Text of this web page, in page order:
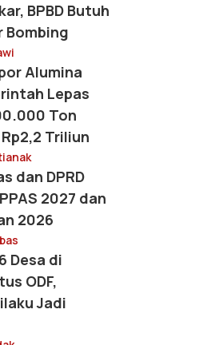
BPBD Butuh
Bombing
Alumina
Lepas
Ton
Triliun
dan DPRD
2027 dan
2026
Desa di
ODF,
Jadi